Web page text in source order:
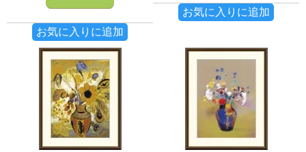
お気に入りに追加
お気に入りに追加